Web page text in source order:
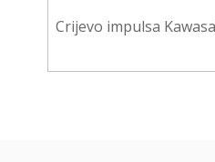
Crijevo impulsa